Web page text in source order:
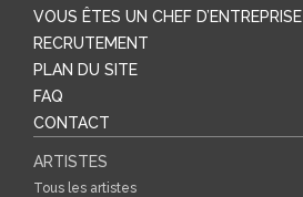
VOUS ÊTES UN CHEF D’ENTREPRISE
RECRUTEMENT
PLAN DU SITE
FAQ
CONTACT
ARTISTES
Tous les artistes